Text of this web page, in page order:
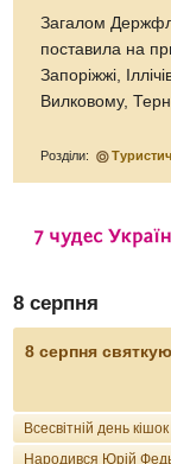
Загалом
поставила на
Запоріжжі,
Вилковому,
Розділи:
8 серпня
8 серпня
Всесвітній день кішок
Народився Юрій